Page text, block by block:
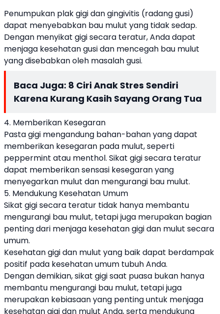
Penumpukan plak gigi dan gingivitis (radang gusi)
dapat menyebabkan bau mulut yang tidak sedap.
Dengan menyikat gigi secara teratur, Anda dapat
menjaga kesehatan gusi dan mencegah bau mulut
yang disebabkan oleh masalah gusi.
Baca Juga: 8 Ciri Anak Stres Sendiri
Karena Kurang Kasih Sayang Orang Tua
4. Memberikan Kesegaran
Pasta gigi mengandung bahan-bahan yang dapat
memberikan kesegaran pada mulut, seperti
peppermint atau menthol. Sikat gigi secara teratur
dapat memberikan sensasi kesegaran yang
menyegarkan mulut dan mengurangi bau mulut.
5. Mendukung Kesehatan Umum
Sikat gigi secara teratur tidak hanya membantu
mengurangi bau mulut, tetapi juga merupakan bagian
penting dari menjaga kesehatan gigi dan mulut secara
umum.
Kesehatan gigi dan mulut yang baik dapat berdampak
positif pada kesehatan umum tubuh Anda.
Dengan demikian, sikat gigi saat puasa bukan hanya
membantu mengurangi bau mulut, tetapi juga
merupakan kebiasaan yang penting untuk menjaga
kesehatan gigi dan mulut Anda, serta mendukung